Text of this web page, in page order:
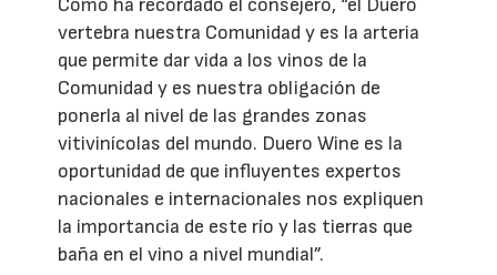
vertebra nuestra Comunidad y es la arteria
que permite dar vida a los vinos de la
Comunidad y es nuestra obligación de
ponerla al nivel de las grandes zonas
vitivinícolas del mundo. Duero Wine es la
oportunidad de que influyentes expertos
nacionales e internacionales nos expliquen
la importancia de este río y las tierras que
baña en el vino a nivel mundial”.